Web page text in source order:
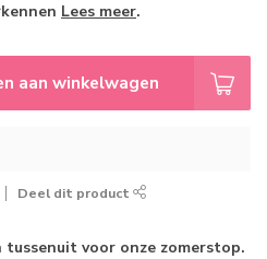
Lees meer.
aan winkelwagen
Deel dit product
tussenuit voor onze zomerstop.